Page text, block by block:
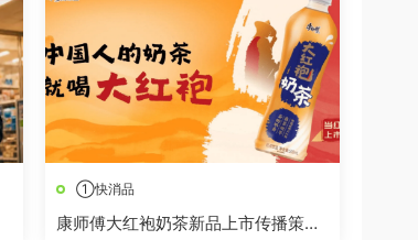
①快消品
康师傅大红袍奶茶新品上市传播策划